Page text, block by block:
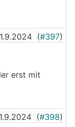
(#397)
erst mit
(#398)